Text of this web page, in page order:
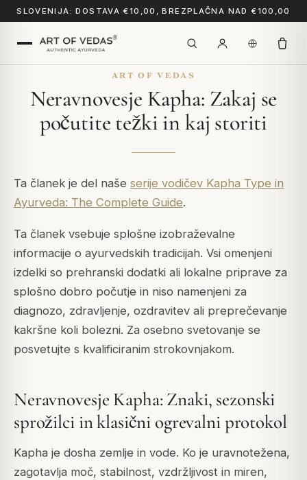
SLOVENIJA: DOSTAVA €10,00, BREZPLAČNA NAD €100,00
ART OF VEDAS
Neravnovesje Kapha: Zakaj se
počutite težki in kaj storiti
Ta članek je del naše serije vodičev Kapha Type in
Ayurveda: The Complete Guide.
Ta članek vsebuje splošne izobraževalne
informacije o ayurvedskih tradicijah. Vsi omenjeni
izdelki so prehranski dodatki ali lokalne priprave za
splošno dobro počutje in niso namenjeni za
diagnozo, zdravljenje, ozdravitev ali preprečevanje
kakršne koli bolezni. Za osebno svetovanje se
posvetujte s kvalificiranim strokovnjakom.
Neravnovesje Kapha: Znaki, sezonski
sprožilci in klasični ogrevalni protokol
Kapha je dosha zemlje in vode. Ko je uravnotežena,
zagotavlja moč, stabilnost, vzdržljivost in miren,